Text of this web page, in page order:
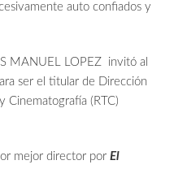
auto confiados y
MANUEL LOPEZ invitó al
ser el titular de Dirección
Cinematografía (RTC)
mejor director por El